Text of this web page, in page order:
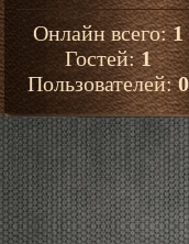
Онлайн всего:1
Гостей:1
Пользователей:0